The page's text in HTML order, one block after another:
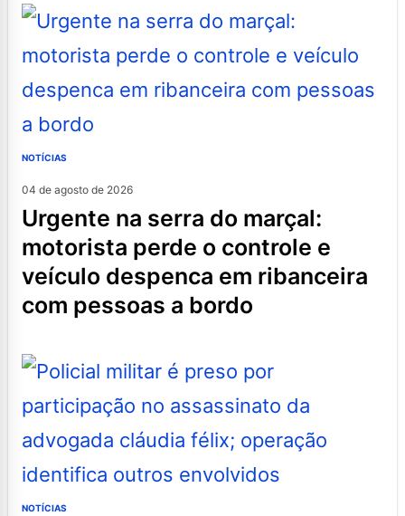
NOTÍCIAS
04 de agosto de 2026
urgente na serra do marçal:
motorista perde o controle e
veículo despenca em ribanceira
com pessoas a bordo
NOTÍCIAS